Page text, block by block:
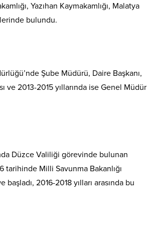
Yazıhan Kaymakamlığı, Malatya
bulundu.
Şube Müdürü, Daire Başkanı,
ve 2013-2015 yıllarında ise Genel Müdür
Düzce Valiliği görevinde bulunan
tarihinde Milli Savunma Bakanlığı
başladı, 2016-2018 yılları arasında bu